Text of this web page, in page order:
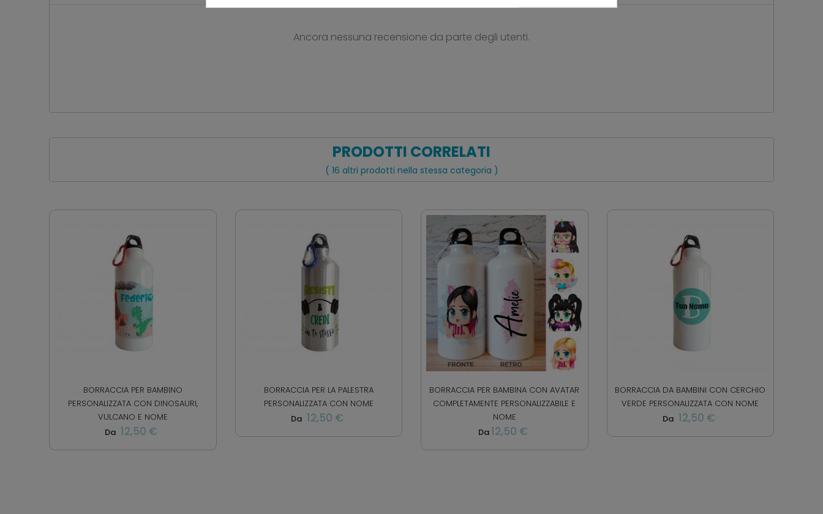
Ancora nessuna recensione da parte degli utenti.
PRODOTTI CORRELATI
( 16 altri prodotti nella stessa categoria )
BORRACCIA PER BAMBINO
PERSONALIZZATA CON DINOSAURI,
VULCANO E NOME
Da 12,50 €
BORRACCIA PER LA PALESTRA
PERSONALIZZATA CON NOME
Da 12,50 €
BORRACCIA PER BAMBINA CON AVATAR
COMPLETAMENTE PERSONALIZZABILE E
NOME
Da12,50 €
BORRACCIA DA BAMBINI CON CERCHIO
VERDE PERSONALIZZATA CON NOME
Da 12,50 €